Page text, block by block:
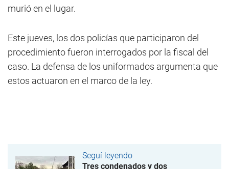
murió en el lugar.
Este jueves, los dos policías que participaron del
procedimiento fueron interrogados por la fiscal del
caso. La defensa de los uniformados argumenta que
estos actuaron en el marco de la ley.
Seguí leyendo
Tres condenados y dos